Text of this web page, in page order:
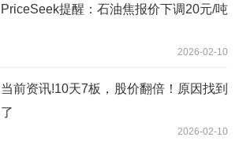
PriceSeek提醒：石油焦报价下调20元/吨
2026-02-10
当前资讯!10天7板，股价翻倍！原因找到
了
2026-02-10